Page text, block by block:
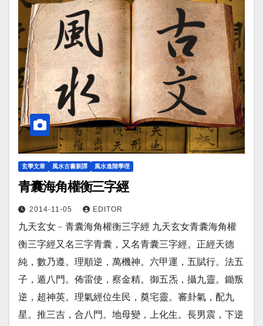
玄學文章 風水古書新譯 風水進階學理
青囊海角權衡三字經
2014-11-05 EDITOR
九天玄女﹣青囊海角權衡三字經 九天玄女青囊海角權
衡三字經又名三字青囊，又名青囊三字經。正經天德
純，數乃遵。理順逆，萬機神。六甲運，五賦行。法五
子，遁八門。佈雷使，察金精。御五炁，攝九靈。鋤叛
逆，超神英。理氣經位生民，奠宅靈。審卦氣，配九
星。推三吉，合八門。地母變，上化生。長男震，下逆